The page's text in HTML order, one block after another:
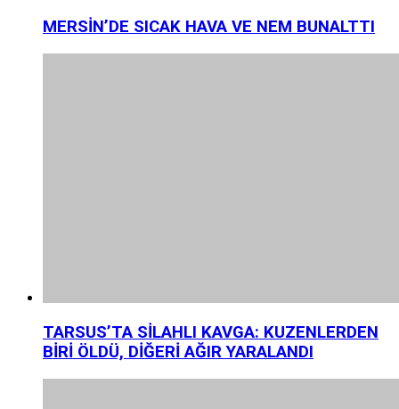
MERSİN’DE SICAK HAVA VE NEM BUNALTTI
TARSUS’TA SİLAHLI KAVGA: KUZENLERDEN
BİRİ ÖLDÜ, DİĞERİ AĞIR YARALANDI